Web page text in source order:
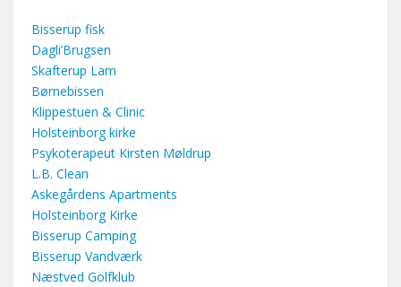
Bisserup fisk
Dagli’Brugsen
Skafterup Lam
Børnebissen
Klippestuen & Clinic
Holsteinborg kirke
Psykoterapeut Kirsten Møldrup
L.B. Clean
Askegårdens Apartments
Holsteinborg Kirke
Bisserup Camping
Bisserup Vandværk
Næstved Golfklub